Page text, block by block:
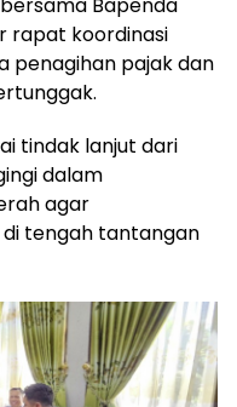
Bapenda
rapat koordinasi
penagihan pajak dan
tindak lanjut dari
dalam
agar
tengah tantangan